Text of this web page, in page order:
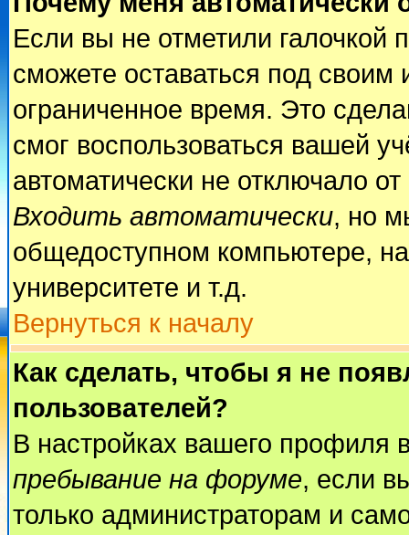
Если вы не отметили галочкой
сможете оставаться под
ограниченное время. Это
смог воспользоваться вашей
автоматически не отключало
Входить автоматически, но
общедоступном компьютере,
университете и т.д.
Вернуться к началу
Как сделать, чтобы я не
пользователей?
В настройках вашего профиля
пребывание на форуме, если
только администраторам и